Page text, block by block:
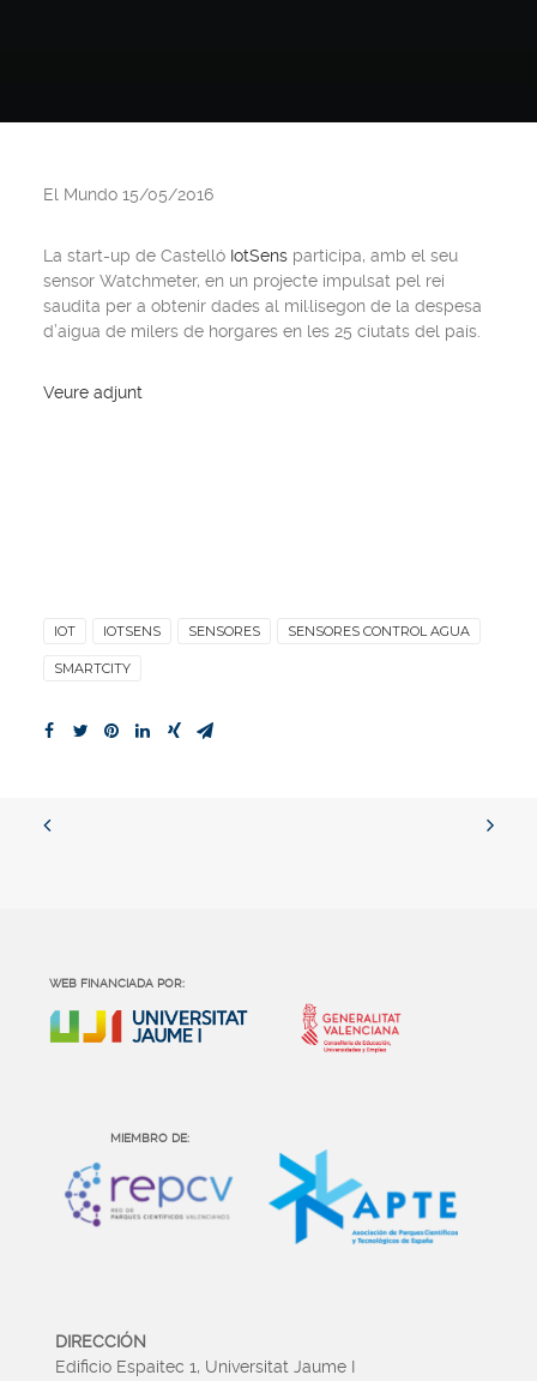
El Mundo 15/05/2016
La start-up de Castelló IotSens participa, amb el seu
sensor Watchmeter, en un projecte impulsat pel rei
saudita per a obtenir dades al mil·lisegon de la despesa
d’aigua de milers de horgares en les 25 ciutats del país.
Veure adjunt
IOT IOTSENS SENSORES SENSORES CONTROL AGUA
SMARTCITY
WEB FINANCIADA POR:
MIEMBRO DE:
DIRECCIÓN
Edificio Espaitec 1, Universitat Jaume I